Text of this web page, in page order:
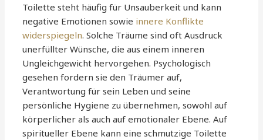
Toilette steht häufig für Unsauberkeit und kann
negative Emotionen sowie innere Konflikte
widerspiegeln. Solche Träume sind oft Ausdruck
unerfüllter Wünsche, die aus einem inneren
Ungleichgewicht hervorgehen. Psychologisch
gesehen fordern sie den Träumer auf,
Verantwortung für sein Leben und seine
persönliche Hygiene zu übernehmen, sowohl auf
körperlicher als auch auf emotionaler Ebene. Auf
spiritueller Ebene kann eine schmutzige Toilette